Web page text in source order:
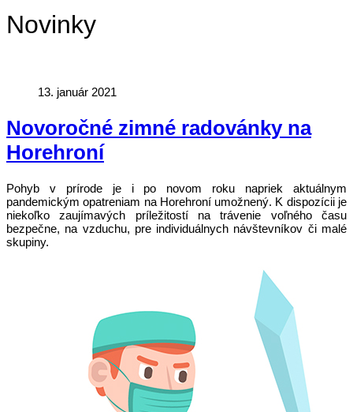
Novinky
13. január 2021
Novoročné zimné radovánky na
Horehroní
Pohyb v prírode je i po novom roku napriek aktuálnym
pandemickým opatreniam na Horehroní umožnený. K dispozícii je
niekoľko zaujímavých príležitostí na trávenie voľného času
bezpečne, na vzduchu, pre individuálnych návštevníkov či malé
skupiny.